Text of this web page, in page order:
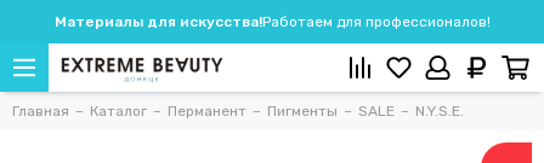
Материалы для искусства!Работаем для профессионалов!
Главная Каталог Перманент Пигменты SALE N.Y.S.E.